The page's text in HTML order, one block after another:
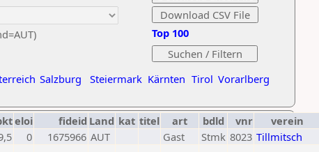
Salzburg Steiermark Kärnten Tirol Vorarlberg
Top 100
eloi fideid Land kat titel art bdld vnr
verein
0 1675966 AUT Gast Stmk 8023 Tillmitsch